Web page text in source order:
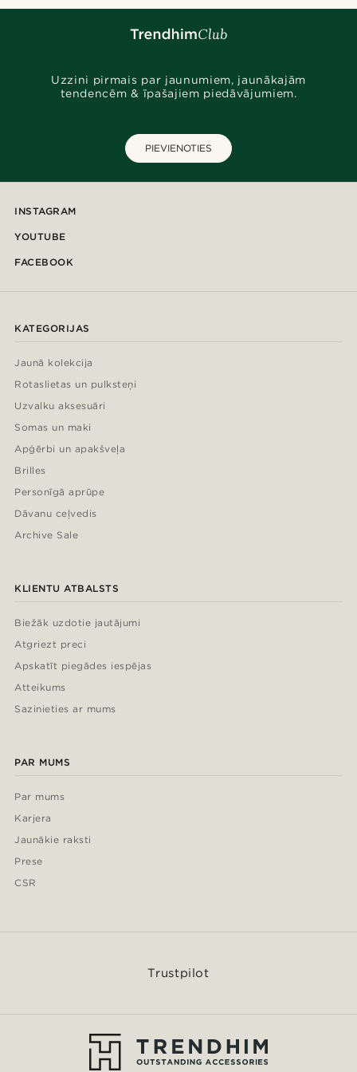
Uzzini pirmais par jaunumiem, jaunākajām
tendencēm & īpašajiem piedāvājumiem.
PIEVIENOTIES
INSTAGRAM
YOUTUBE
FACEBOOK
KATEGORIJAS
Jaunā kolekcija
Rotaslietas un pulksteņi
Uzvalku aksesuāri
Somas un maki
Apģērbi un apakšveļa
Brilles
Personīgā aprūpe
Dāvanu ceļvedis
Archive Sale
KLIENTU ATBALSTS
Biežāk uzdotie jautājumi
Atgriezt preci
Apskatīt piegādes iespējas
Atteikums
Sazinieties ar mums
PAR MUMS
Par mums
Karjera
Jaunākie raksti
Prese
CSR
Trustpilot